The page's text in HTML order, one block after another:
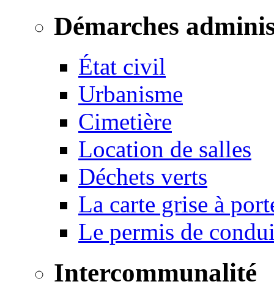
Démarches
État civil
Urbanisme
Cimetière
Location de salles
Déchets verts
La carte grise à
Le permis de
Intercommunalité